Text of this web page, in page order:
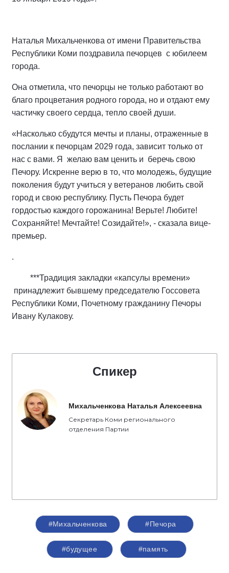
Наталья Михальченкова от имени Правительства
Республики Коми поздравила печорцев с юбилеем
города.
Она отметила, что печорцы не только работают во
благо процветания родного города, но и отдают ему
частичку своего сердца, тепло своей души.
«Насколько сбудутся мечты и планы, отраженные в
послании к печорцам 2029 года, зависит только от
нас с вами. Я желаю вам ценить и беречь свою
Печору. Искренне верю в то, что молодежь, будущие
поколения будут учиться у ветеранов любить свой
город и свою республику. Пусть Печора будет
гордостью каждого горожанина! Верьте! Любите!
Сохраняйте! Мечтайте! Созидайте!», - сказала вице-
премьер.
.
***Традиция закладки «капсулы времени»
принадлежит бывшему председателю Госсовета
Республики Коми, Почетному гражданину Печоры
Ивану Кулакову.
Спикер
Михальченкова Наталья Алексеевна
Секретарь Коми регионального
отделения Партии
#Михальченкова #Печора
#будущее #память